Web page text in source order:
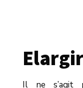
Il ne s’agit